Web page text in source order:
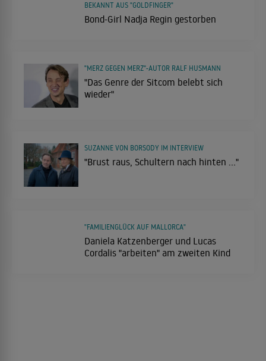
Bond-Girl Nadja Regin gestorben
BEKANNT AUS "GOLDFINGER"
"Das Genre der Sitcom belebt sich
wieder"
"MERZ GEGEN MERZ"-AUTOR RALF HUSMANN
"Brust raus, Schultern nach hinten ..."
SUZANNE VON BORSODY IM INTERVIEW
Daniela Katzenberger und Lucas
Cordalis "arbeiten" am zweiten Kind
"FAMILIENGLÜCK AUF MALLORCA"